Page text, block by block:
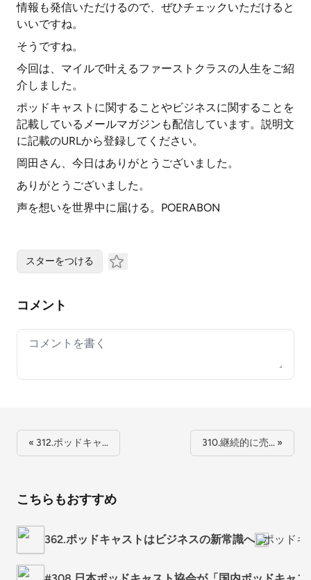
情報も発信いただけるので、ぜひチェックいただけると
いいですね。
そうですね。
今回は、マイルで叶えるファーストクラスの人生をご紹
介しました。
ポッドキャストに関することやビジネスに関することを
記載しているメールマガジンも配信しています。説明文
に記載のURLから登録してください。
岡田さん、今日はありがとうございました。
ありがとうございました。
声を想いを世界中に届ける。POERABON
スターをつける
コメント
Your comment
« 312.ポッドキャ… 310.継続的に売… »
こちらもおすすめ
362.ポッドキャストはビジネスの新常識へ ポッドキ